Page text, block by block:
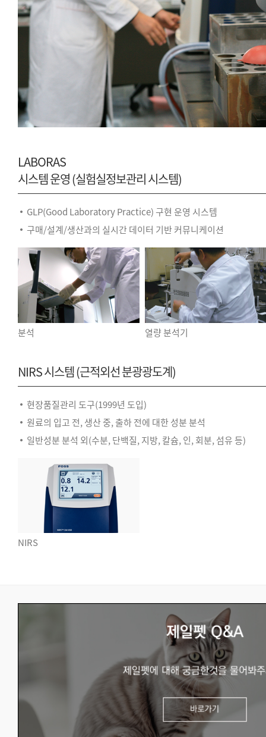
LABORAS
시스템 운영 (실험실정보관리 시스템)
GLP(Good Laboratory Practice) 구현 운영 시스템
구매/설계/생산과의 실시간 데이터 기반 커뮤니케이션
분석 열량 분석기
NIRS 시스템 (근적외선 분광광도계)
현장품질관리 도구(1999년 도입)
원료의 입고 전, 생산 중, 출하 전에 대한 성분 분석
일반성분 분석 외(수분, 단백질, 지방, 칼슘, 인, 회분, 섬유 등)
NIRS